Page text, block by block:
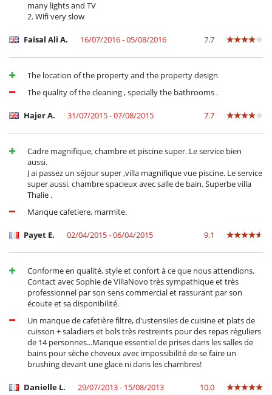
Villa mit Personal
Unterhaltung, Wohlbefinden & Sport
Gemeinsamer Tennisplatz
Internetzugang (Wifi)
Kinosaal
many lights and TV
2. Wifi very slow
Faisal Ali A. 16/07/2016 - 05/08/2016 7.7
The location of the property and the property design
The quality of the cleaning , specially the bathrooms .
Hajer A. 31/07/2015 - 07/08/2015 7.7
Cadre magnifique, chambre et piscine super. Le service bien
aussi.
J ai passez un séjour super ,villa magnifique vue piscine. Le service
super aussi, chambre spacieux avec salle de bain. Superbe villa
Thalie .
Manque cafetiere, marmite.
Payet E. 02/04/2015 - 06/04/2015 9.1
Conforme en qualité, style et confort à ce que nous attendions.
Contact avec Sophie de VillaNovo très sympathique et très
professionnel par son sens commercial et rassurant par son
écoute et sa disponibilité.
Un manque de cafetière filtre, d'ustensiles de cuisine et plats de
cuisson + saladiers et bols très restreints pour des repas réguliers
de 14 personnes...Manque essentiel de prises dans les salles de
bains pour sèche cheveux avec impossibilité de se faire un
brushing devant une glace ni dans les chambres!
Danielle L. 29/07/2013 - 15/08/2013 10.0